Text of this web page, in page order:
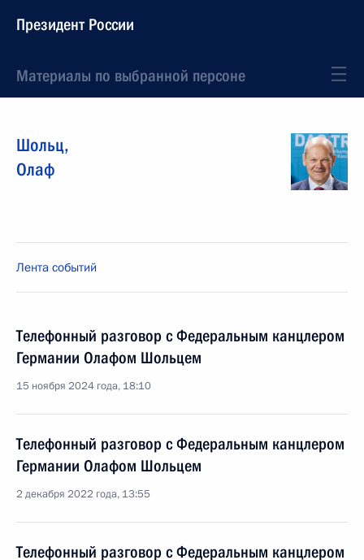
Президент России
Материалы по выбранной персоне
Шольц,
Олаф
Лента событий
Телефонный разговор с Федеральным канцлером
Германии Олафом Шольцем
15 ноября 2024 года, 18:10
Телефонный разговор с Федеральным канцлером
Германии Олафом Шольцем
2 декабря 2022 года, 13:55
Телефонный разговор с Федеральным канцлером